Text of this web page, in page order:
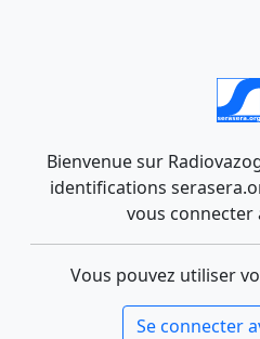
Bienvenue sur
identifications
vous connecter
Vous pouvez utiliser
Se connecter